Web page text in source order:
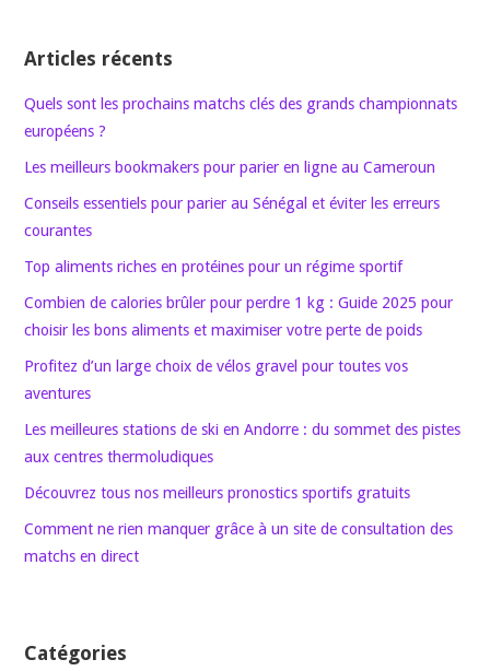
Articles récents
Quels sont les prochains matchs clés des grands championnats
européens ?
Les meilleurs bookmakers pour parier en ligne au Cameroun
Conseils essentiels pour parier au Sénégal et éviter les erreurs
courantes
Top aliments riches en protéines pour un régime sportif
Combien de calories brûler pour perdre 1 kg : Guide 2025 pour
choisir les bons aliments et maximiser votre perte de poids
Profitez d’un large choix de vélos gravel pour toutes vos
aventures
Les meilleures stations de ski en Andorre : du sommet des pistes
aux centres thermoludiques
Découvrez tous nos meilleurs pronostics sportifs gratuits
Comment ne rien manquer grâce à un site de consultation des
matchs en direct
Catégories